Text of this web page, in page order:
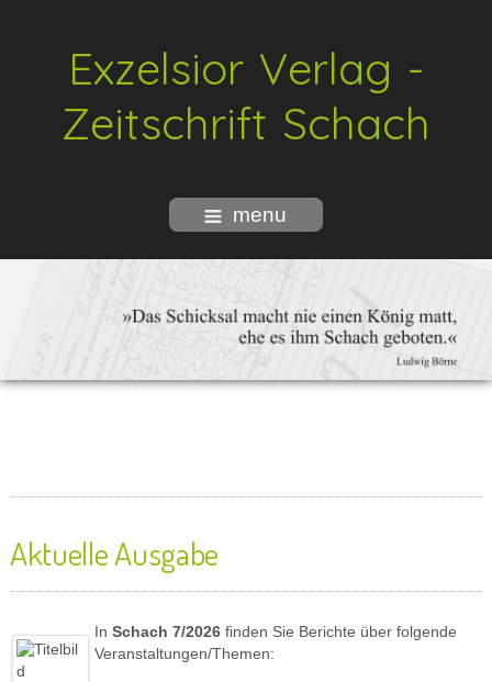
Exzelsior Verlag -
Zeitschrift Schach
menu
Aktuelle Ausgabe
In Schach 7/2026finden Sie Berichte über folgende
Veranstaltungen/Themen: